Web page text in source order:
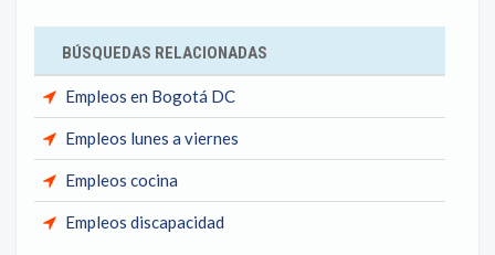
BÚSQUEDAS RELACIONADAS
Empleos en Bogotá DC
Empleos lunes a viernes
Empleos cocina
Empleos discapacidad